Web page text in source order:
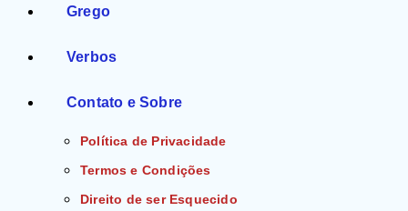
Grego
Verbos
Contato e Sobre
Política de Privacidade
Termos e Condições
Direito de ser Esquecido